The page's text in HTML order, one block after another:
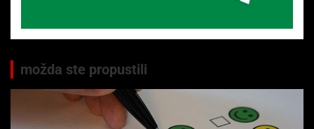
možda ste propustili